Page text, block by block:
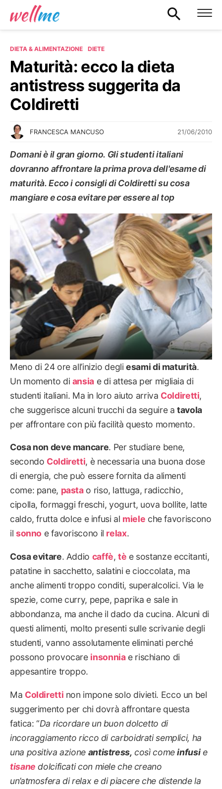
DIETA & ALIMENTAZIONE DIETE
Maturità: ecco la dieta
antistress suggerita da
Coldiretti
FRANCESCA MANCUSO 21/06/2010
Domani è il gran giorno. Gli studenti italiani
dovranno affrontare la prima prova dell'esame di
maturità. Ecco i consigli di Coldiretti su cosa
mangiare e cosa evitare per essere al top
DIETE
Meno di 24 ore all’inizio degliesami di maturità.
Un momento di ansiae di attesa per migliaia di
studenti italiani. Ma in loro aiuto arriva Coldiretti,
che suggerisce alcuni trucchi da seguire atavola
per affrontare con più facilità questo momento.
Cosa non deve mancare. Per studiare bene,
secondo Coldiretti, è necessaria una buona dose
di energia, che può essere fornita da alimenti
come: pane, pastao riso, lattuga, radicchio,
cipolla, formaggi freschi, yogurt, uova bollite, latte
caldo, frutta dolce e infusi al miele che favoriscono
il sonno e favoriscono il relax.
Cosa evitare. Addio caffè,tè e sostanze eccitanti,
patatine in sacchetto, salatini e cioccolata, ma
anche alimenti troppo conditi, superalcolici. Via le
spezie, come curry, pepe, paprika e sale in
abbondanza, ma anche il dado da cucina. Alcuni di
questi alimenti, molto presenti sulle scrivanie degli
studenti, vanno assolutamente eliminati perché
possono provocare insonniae rischiano di
appesantire troppo.
Ma Coldiretti non impone solo divieti. Ecco un bel
suggerimento per chi dovrà affrontare questa
fatica: “Da ricordare un buon dolcetto di
incoraggiamento ricco di carboidrati semplici, ha
una positiva azione antistress, così comeinfusie
tisane dolcificati con miele che creano
un’atmosfera di relax e di piacere che distende la